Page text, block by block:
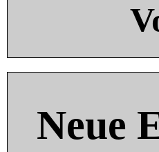
Neue